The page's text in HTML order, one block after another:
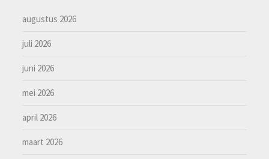
augustus 2026
juli 2026
juni 2026
mei 2026
april 2026
maart 2026